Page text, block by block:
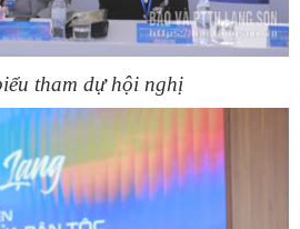
tham dự hội nghị